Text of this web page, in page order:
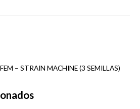
– STRAIN MACHINE (3 SEMILLAS)